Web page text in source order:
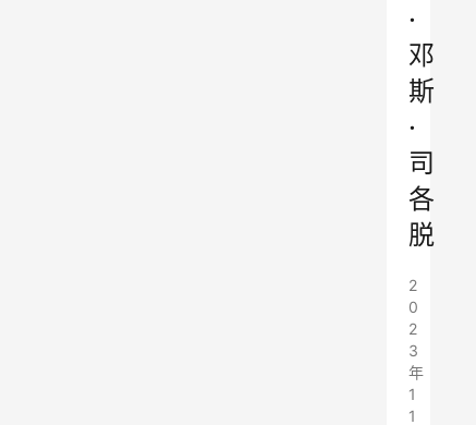
·
邓
斯
·
司
各
脱
2
0
2
3
年
1
1